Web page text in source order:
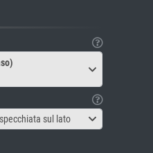
sul lato